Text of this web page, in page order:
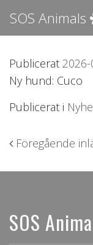
SOS Animals
Publicerat
Ny hund: Cuco
Publicerat i
Föregående
SOS